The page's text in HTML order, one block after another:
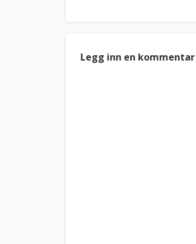
Legg inn en kommentar